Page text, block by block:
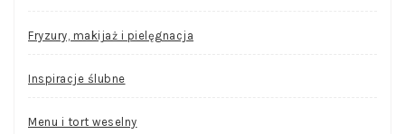
Fryzury, makijaż i pielęgnacja
Inspiracje ślubne
Menu i tort weselny